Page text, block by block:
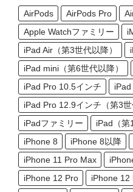
AirPods AirPods Pro
Apple Watchファミリー
iPad Air（第3世代以降）
iPad mini（第6世代以降）
iPad Pro 10.5インチ
iPad Pro 12.9インチ（第3世
iPadファミリー
iPad（第
iPhone 8
iPhone 8以降
iPhone 11 Pro Max
iPhone 12 Pro
iPhone 12